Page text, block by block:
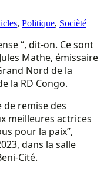
, Politique, Socièté
“, dit-on. Ce sont
Mathe, émissaire
Nord de la
la RD Congo.
de remise des
meilleures actrices
pour la paix”,
dans la salle
Cité.